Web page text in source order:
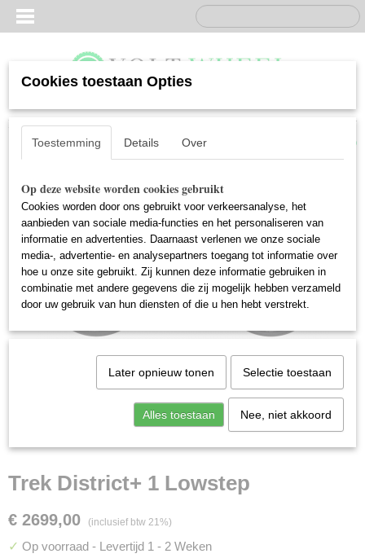
Inloggen Registreren
UW WINKELWAGEN
(0)
Trek District+ 1 Lowstep
€ 2699,00 (inclusief btw 21%)
✓ Op voorraad - Levertijd 1 - 2 Weken
Cookies toestaan Opties
Toestemming Details Over
Op deze website worden cookies gebruikt
Cookies worden door ons gebruikt voor verkeersanalyse, het
aanbieden van sociale media-functies en het personaliseren van
informatie en advertenties. Daarnaast verlenen we onze sociale
media-, advertentie- en analysepartners toegang tot informatie over
hoe u onze site gebruikt. Zij kunnen deze informatie gebruiken in
combinatie met andere gegevens die zij mogelijk hebben verzameld
door uw gebruik van hun diensten of die u hen hebt verstrekt.
Later opnieuw tonen Selectie toestaan
Alles toestaan Nee, niet akkoord